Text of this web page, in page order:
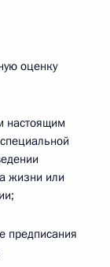
оценку
настоящим
жизни или
предписания